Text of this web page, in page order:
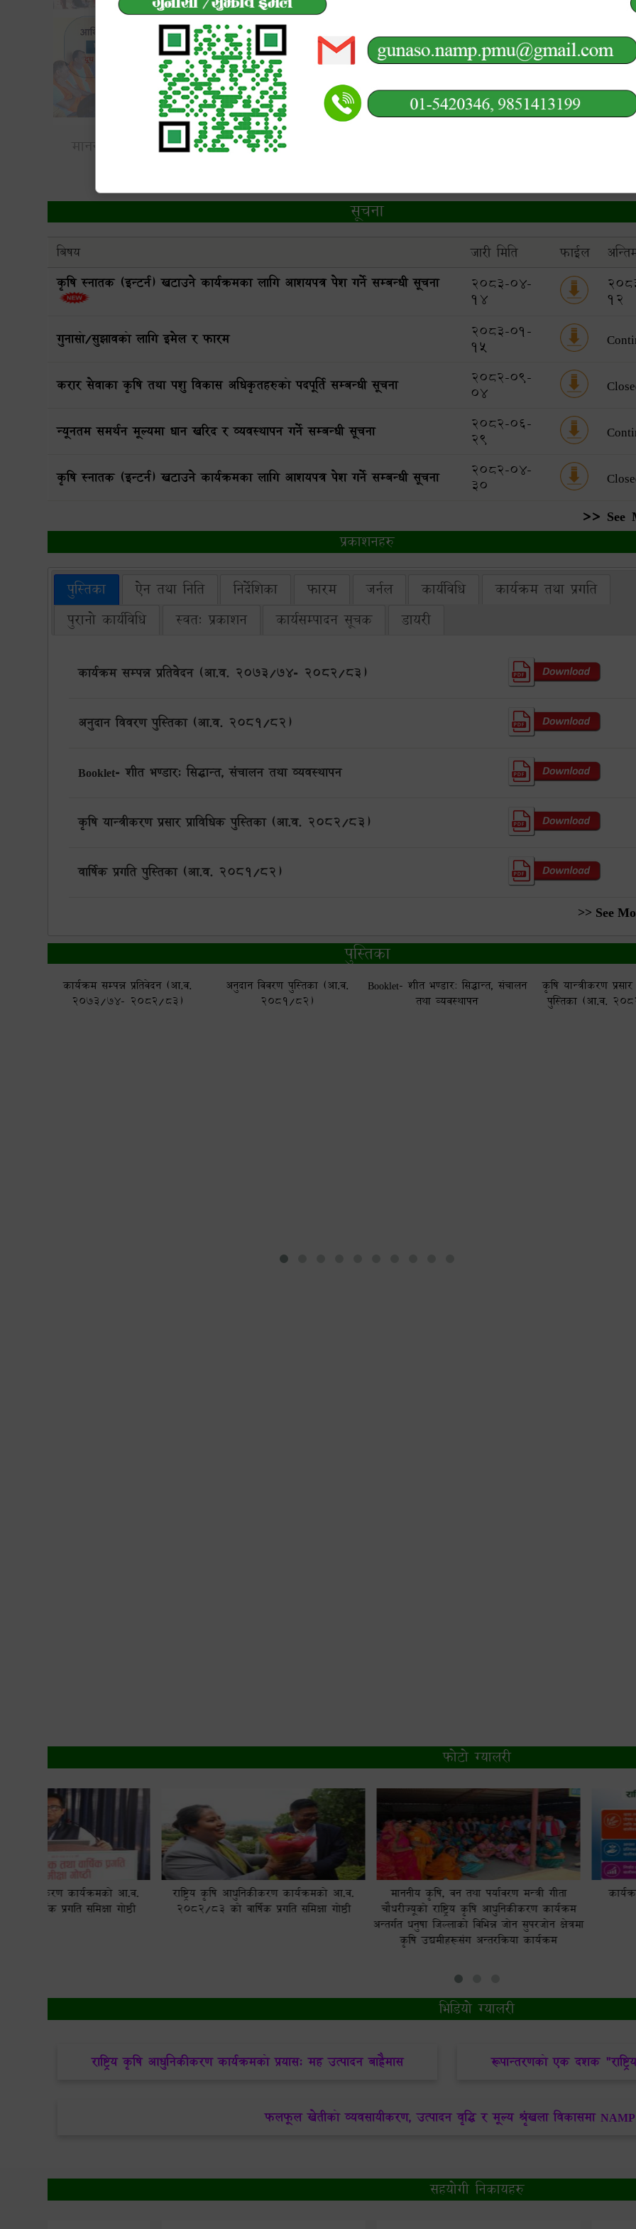
कार्यक्रमको प्राथमिकता प्राप्त बाली/वस्तुहरु
सूचना
बिषय जारी मिति फाईल
कृषि स्नातक (इन्टर्न) खटाउने कार्यक्रमका लागि आशयपत्र पेश गर्ने सम्बन्धी सूचना 2083-04-
14 12
गुनासो/सुझावको लागि इमेल र फारम 2083-01-
15
करार सेवाका कृषि तथा पशु विकास अधिकृतहरुको पदपूर्ति सम्बन्धी सूचना 2082-09-
04
न्यूनतम समर्थन मूल्यमा धान खरिद र व्यवस्थापन गर्ने सम्बन्धी सूचना 2082-06-
29
कृषि स्नातक (इन्टर्न) खटाउने कार्यक्रमका लागि आशयपत्र पेश गर्ने सम्बन्धी सूचना 2082-04-
30
>> See
प्रकाशनहरु
पुस्तिका ऐन तथा निति निर्देशिका फारम जर्नल कार्यविधि
कार्यक्रम तथा प्रगति
पुरानो कार्यविधि
स्वत: प्रकाशन कार्यसम्पादन सूचक डायरी
कार्यक्रम सम्पन्न प्रतिवेदन (आ.व. 2073/74- 2082/83)
अनुदान विवरण पुस्तिका (आ.व. २०८१/८२)
Booklet- शीत भण्डार: सिद्धान्त, संचालन तथा व्यवस्थापन
कृषि यान्त्रीकरण प्रसार प्राविधिक पुस्तिका (आ.व. २०८२/८३)
वार्षिक प्रगति पुस्तिका (आ.व. २०८१/८२)
>> See
पुस्तिका
कार्यक्रम सम्पन्न प्रतिवेदन (आ.व.
2073/74- 2082/83)
अनुदान विवरण पुस्तिका (आ.व.
२०८१/८२)
Booklet- शीत भण्डार: सिद्धान्त, संचालन
तथा व्यवस्थापन
कृषि यान्त्रीकरण प्रसार
पुस्तिका (आ.व.
फोटो ग्यालरी
राष्ट्रिय कृषि आधुनिकीकरण कार्यक्रमको आ.व.
२०८२/८३ को वार्षिक प्रगति समिक्षा गोष्ठी
माननीय कृषि, वन तथा पर्यावरण मन्त्री गीता
चौधरीज्यूको राष्ट्रिय कृषि आधुनिकीकरण कार्यक्रम
अन्तर्गत धनुषा जिल्लाको विभिन्न जोन सुपरजोन क्षेत्रमा
कृषि उद्यमीहरूसंग अन्तरक्रिया कार्यक्रम
कार्यक्रमको प्राथमिकता प्राप्त
भिडियो ग्यालरी
राष्ट्रिय कृषि आधुनिकीकरण कार्यक्रमको प्रयास: मह उत्पादन बाह्रैमास रूपान्तरणको एक दशक
फलफूल खेतीको व्यवसायीकरण, उत्पादन वृद्धि र मूल्य श्रृंखला विकासमा
सहयोगी निकायहरु